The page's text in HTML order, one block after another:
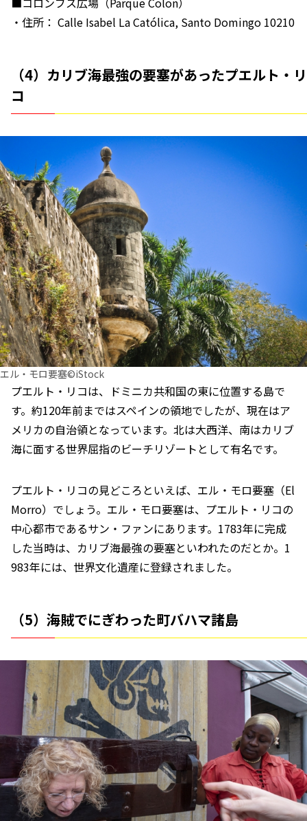
・住所： Calle Isabel La Católica, Santo Domingo 10210
（4）カリブ海最強の要塞があったプエルト・リ
コ
エル・モロ要塞©iStock
プエルト・リコは、ドミニカ共和国の東に位置する島で
す。約120年前まではスペインの領地でしたが、現在はア
メリカの自治領となっています。北は大西洋、南はカリブ
海に面する世界屈指のビーチリゾートとして有名です。
プエルト・リコの見どころといえば、エル・モロ要塞（El
Morro）でしょう。エル・モロ要塞は、プエルト・リコの
中心都市であるサン・ファンにあります。1783年に完成
した当時は、カリブ海最強の要塞といわれたのだとか。1
983年には、世界文化遺産に登録されました。
（5）海賊でにぎわった町バハマ諸島